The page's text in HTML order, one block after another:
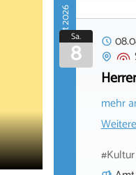
August 2026Sa.
8
mehr